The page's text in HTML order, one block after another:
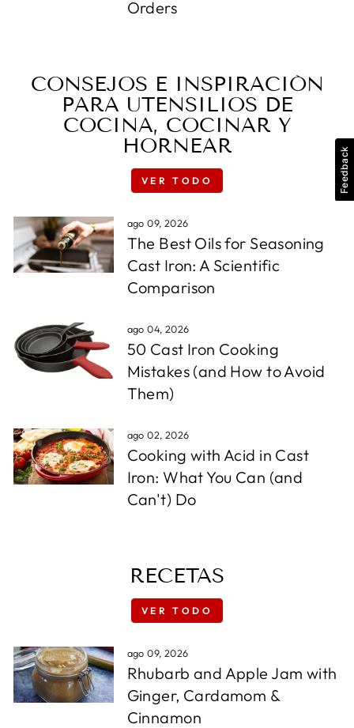
Orders
CONSEJOS E INSPIRACIÓN
PARA UTENSILIOS DE
COCINA, COCINAR Y
HORNEAR
VER TODO
ago 09, 2026
The Best Oils for Seasoning
Cast Iron: A Scientific
Comparison
ago 04, 2026
50 Cast Iron Cooking
Mistakes (and How to Avoid
Them)
ago 02, 2026
Cooking with Acid in Cast
Iron: What You Can (and
Can't) Do
RECETAS
VER TODO
ago 09, 2026
Rhubarb and Apple Jam with
Ginger, Cardamom &
Cinnamon
Feedback